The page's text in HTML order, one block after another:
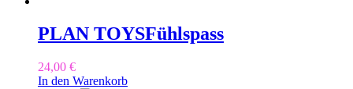
PLAN TOYSFühlspass
24,00 €
In den Warenkorb